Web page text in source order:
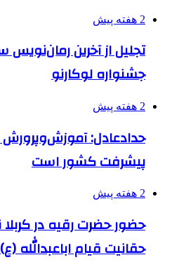
2 هفته پیش
تجلیل از آخرین رمان‌نویس
جشنواره لوکارنو
2 هفته پیش
حدادعادل: آموزش‌وپرورش
پیشرفت کشور است
2 هفته پیش
حضور حضرت رقیه در
حقانیت قیام اباعبدالله